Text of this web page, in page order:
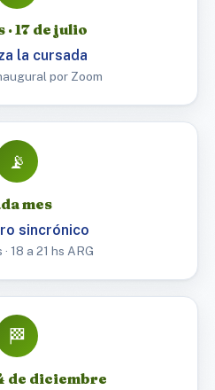
17 de julio
la cursada
por Zoom
📡
mes
sincrónico
18 a 21 hs ARG
🏁
de diciembre